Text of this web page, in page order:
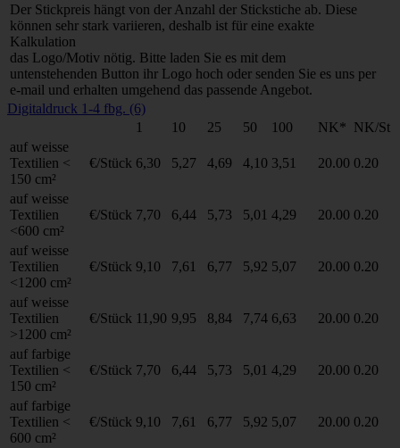
Der Stickpreis hängt von der Anzahl der Stickstiche ab. Diese
können sehr stark variieren, deshalb ist für eine exakte
Kalkulation
das Logo/Motiv nötig. Bitte laden Sie es mit dem
untenstehenden Button ihr Logo hoch oder senden Sie es uns per
e-mail und erhalten umgehend das passende Angebot.
Digitaldruck 1-4 fbg. (6)
1
10 25 50 100 NK* NK/St
auf weisse
Textilien <
150 cm²
€/Stück 6,30 5,27 4,69 4,10 3,51 20.00 0.20
auf weisse
Textilien
<600 cm²
€/Stück 7,70 6,44 5,73 5,01 4,29 20.00 0.20
auf weisse
Textilien
<1200 cm²
€/Stück 9,10 7,61 6,77 5,92 5,07 20.00 0.20
auf weisse
Textilien
>1200 cm²
€/Stück 11,90 9,95 8,84 7,74 6,63 20.00 0.20
auf farbige
Textilien <
150 cm²
€/Stück 7,70 6,44 5,73 5,01 4,29 20.00 0.20
auf farbige
Textilien <
600 cm²
€/Stück 9,10 7,61 6,77 5,92 5,07 20.00 0.20